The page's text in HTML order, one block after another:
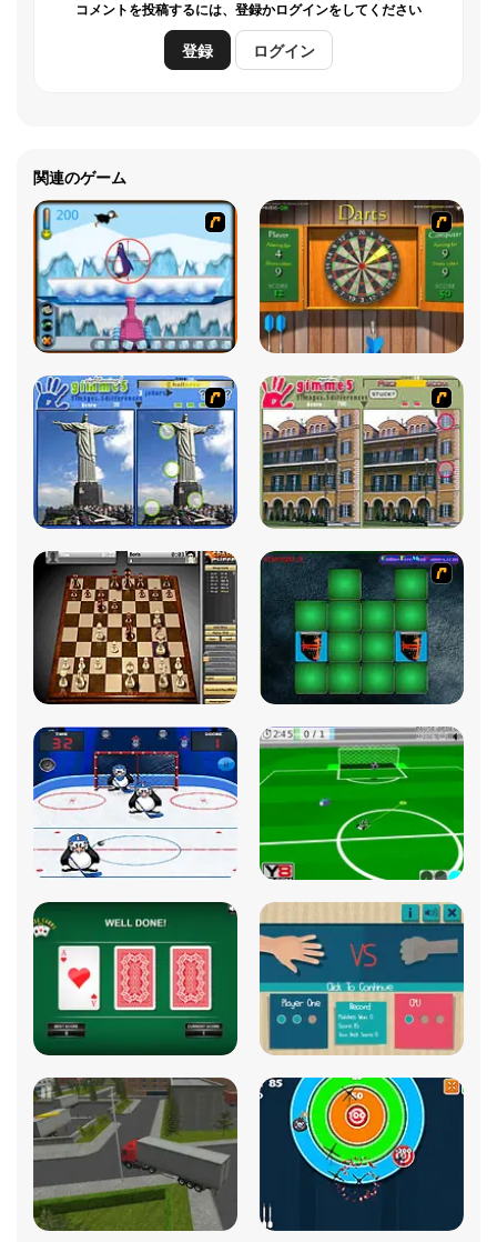
コメントを投稿するには、登録かログインをしてください
登録 ログイン
関連のゲーム